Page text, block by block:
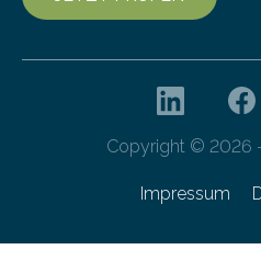
Copyright © 2026
Impressum